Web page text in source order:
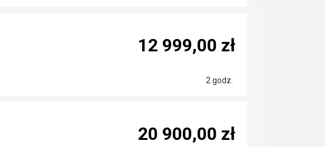
2 godz.
12 999,00 zł
20 900,00 zł